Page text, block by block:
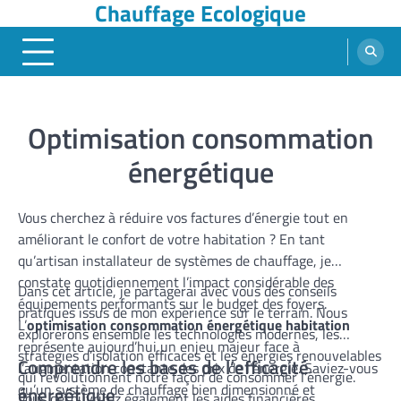
to
content
Chauffage Ecologique
Optimisation consommation
énergétique
Vous cherchez à réduire vos factures d’énergie tout en
améliorant le confort de votre habitation ? En tant
qu’artisan installateur de systèmes de chauffage, je
constate quotidiennement l’impact considérable des
équipements performants sur le budget des foyers.
L’optimisation consommation énergétique habitation
représente aujourd’hui un enjeu majeur face à
l’augmentation constante des prix de l’énergie. Saviez-vous
qu’un système de chauffage bien dimensionné et
Dans cet article, je partagerai avec vous des conseils
pratiques issus de mon expérience sur le terrain. Nous
explorerons ensemble les technologies modernes, les
stratégies d’isolation efficaces et les énergies renouvelables
qui révolutionnent notre façon de consommer l’énergie.
Comprendre les bases de l’efficacité
énergétique